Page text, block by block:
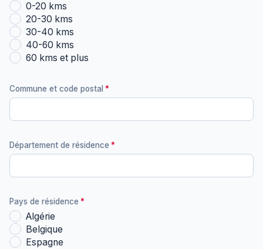
0-20 kms
20-30 kms
30-40 kms
40-60 kms
60 kms et plus
Commune et code postal
Département de résidence
Pays de résidence
Algérie
Belgique
Espagne